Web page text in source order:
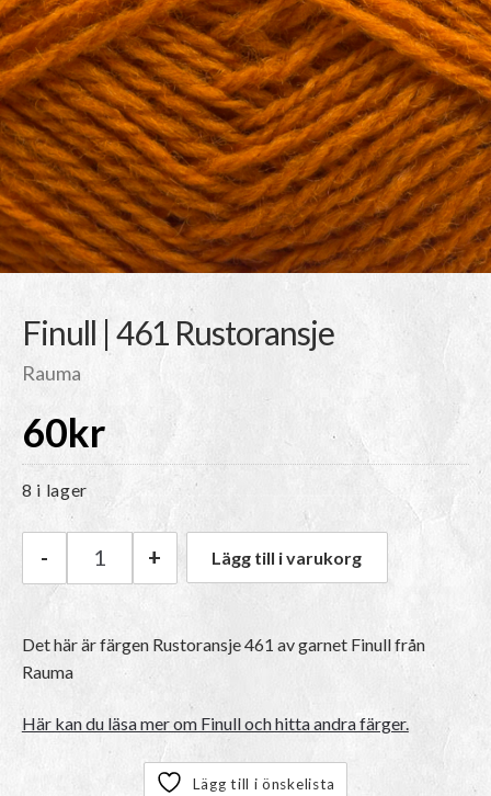
Finull | 461 Rustoransje
Rauma
60kr
8 i lager
Rauma Finull | 461 Rustoransje mängd
- + Lägg till i varukorg
Det här är färgen Rustoransje 461 av garnet Finullfrån
Rauma
Här kan du läsa mer om Finull och hitta andra färger.
Lägg till i önskelista